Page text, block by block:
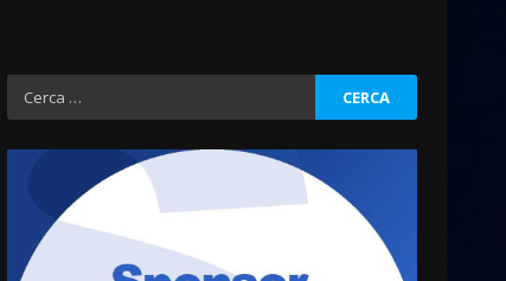
Ricerca
per:
La Banda Città di Fasano apre
ufficialmente la Festa di
Savelletri